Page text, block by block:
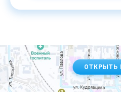
ОТКРЫТЬ